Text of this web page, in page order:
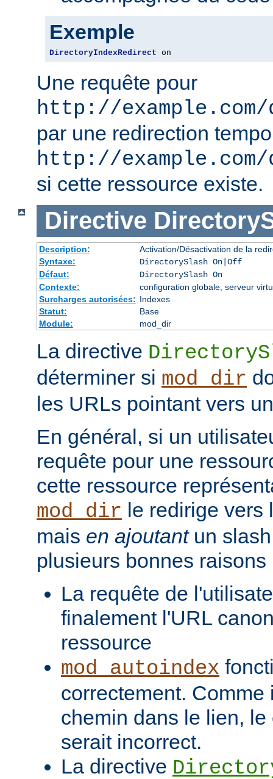
Exemple
DirectoryIndexRedirect on
Une requête pour
http://example.com/
par une redirection
http://
si cette ressource existe.
Directive
Description:
Activation/Désactivation de la
Syntaxe:
DirectorySlash On|Off
Défaut:
DirectorySlash On
Contexte:
configuration globale, serveur
Surcharges autorisées: Indexes
Statut:
Base
Module:
mod_dir
La directive
déterminer si mod_dir
les URLs pointant vers
En général, si un
requête pour une
cette ressource
mod_dir le redirige vers
mais en ajoutantun slash
plusieurs bonnes raisons
La requête de
finalement l'URL
ressource
mod_autoindex
correctement.
chemin dans le lien,
serait incorrect.
La directive